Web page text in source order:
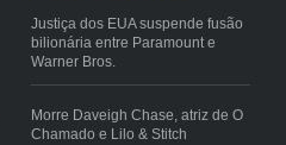
Justiça dos EUA suspende fusão
bilionária entre Paramount e
Warner Bros.
Morre Daveigh Chase, atriz de O
Chamado e Lilo & Stitch